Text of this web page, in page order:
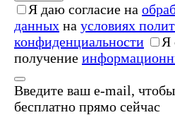
Я даю согласие на
данных на условиях
конфиденциальности
Я
получение
Введите ваш e-mail,
бесплатно прямо сейчас